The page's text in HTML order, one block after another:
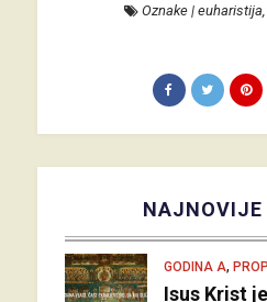
Oznake |euharistija
NAJNOVIJE
GODINA A,
Isus Krist